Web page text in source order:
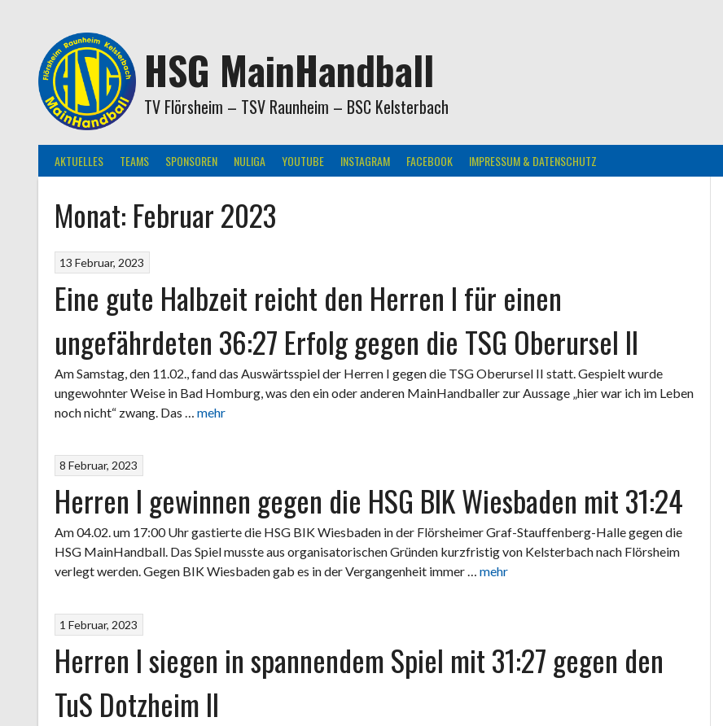
HSG MainHandball
TV Flörsheim – TSV Raunheim – BSC Kelsterbach
AKTUELLES TEAMS SPONSOREN NULIGA YOUTUBE INSTAGRAM FACEBOOK IMPRESSUM & DATENSCHUTZ
Monat: Februar 2023
13 Februar, 2023
Eine gute Halbzeit reicht den Herren I für einen
ungefährdeten 36:27 Erfolg gegen die TSG Oberursel II
Am Samstag, den 11.02., fand das Auswärtsspiel der Herren I gegen die TSG Oberursel II statt. Gespielt wurde
ungewohnter Weise in Bad Homburg, was den ein oder anderen MainHandballer zur Aussage „hier war ich im Leben
noch nicht“ zwang. Das … mehr
8 Februar, 2023
Herren I gewinnen gegen die HSG BIK Wiesbaden mit 31:24
Am 04.02. um 17:00 Uhr gastierte die HSG BIK Wiesbaden in der Flörsheimer Graf-Stauffenberg-Halle gegen die
HSG MainHandball. Das Spiel musste aus organisatorischen Gründen kurzfristig von Kelsterbach nach Flörsheim
verlegt werden. Gegen BIK Wiesbaden gab es in der Vergangenheit immer … mehr
1 Februar, 2023
Herren I siegen in spannendem Spiel mit 31:27 gegen den
TuS Dotzheim II